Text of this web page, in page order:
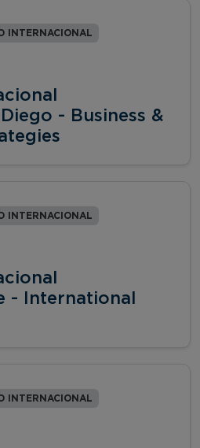
INTERNACIONAL
- Business &
INTERNACIONAL
- International
INTERNACIONAL